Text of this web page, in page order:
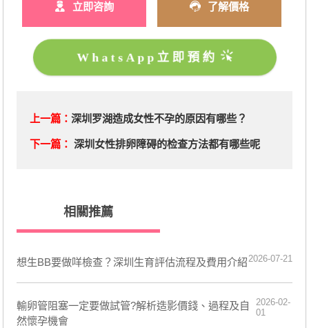
立即咨詢 了解價格
WhatsApp立即預約
上一篇： 深圳罗湖造成女性不孕的原因有哪些？
下一篇： 深圳女性排卵障碍的检查方法都有哪些呢
相關推薦
想生BB要做咩檢查？深圳生育評估流程及費用介紹2026-07-21
輸卵管阻塞一定要做試管?解析造影價錢、過程及自
然懷孕機會
2026-02-
01